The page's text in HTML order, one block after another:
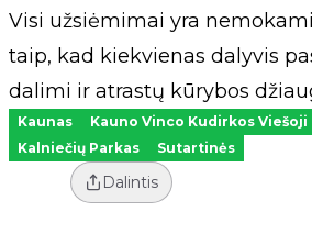
Visi užsiėmimai yra
taip, kad kiekvienas dalyvis
dalimi ir atrastų kūrybos
Kaunas
Kauno Vinco Kudirkos
Kalniečių Parkas
Sutartinės
Dalintis